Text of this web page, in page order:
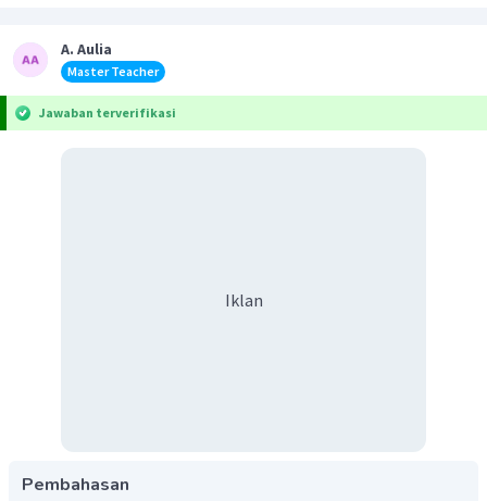
A. Aulia
Master Teacher
Jawaban terverifikasi
Iklan
Pembahasan